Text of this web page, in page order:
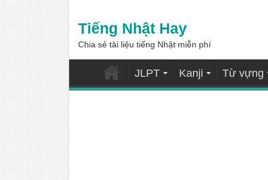
Tiếng Nhật Hay
Chia sẻ tài liệu tiếng Nhật miễn phí
JLPT Kanji Từ vựng